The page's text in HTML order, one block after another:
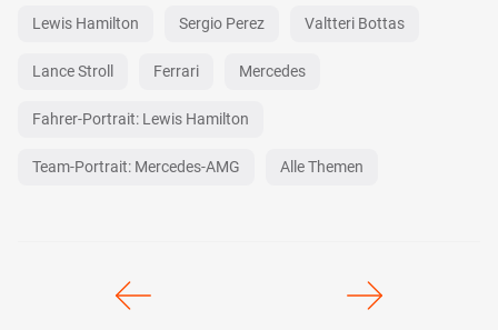
Lewis Hamilton Sergio Perez Valtteri Bottas
Lance Stroll Ferrari Mercedes
Fahrer-Portrait: Lewis Hamilton
Team-Portrait: Mercedes-AMG Alle Themen